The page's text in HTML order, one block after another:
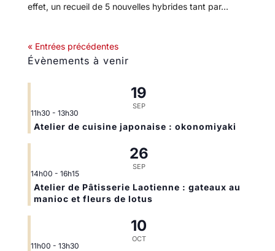
effet, un recueil de 5 nouvelles hybrides tant par...
« Entrées précédentes
Évènements à venir
19
SEP
11h30 - 13h30
Atelier de cuisine japonaise : okonomiyaki
26
SEP
14h00 - 16h15
Atelier de Pâtisserie Laotienne : gateaux au
manioc et fleurs de lotus
10
OCT
11h00 - 13h30